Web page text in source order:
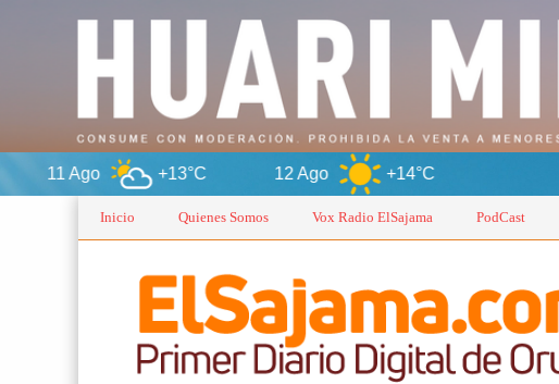
+13°C 12 Ago +14°C
Inicio Quienes Somos Vox Radio ElSajama PodCast